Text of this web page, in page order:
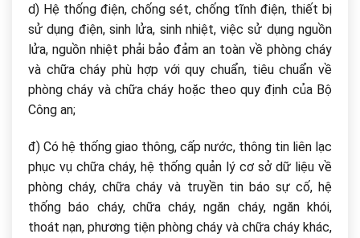
d) Hệ thống điện, chống sét, chống tĩnh điện, thiết bị
sử dụng điện, sinh lửa, sinh nhiệt, việc sử dụng nguồn
lửa, nguồn nhiệt phải bảo đảm an toàn về phòng cháy
và chữa cháy phù hợp với quy chuẩn, tiêu chuẩn về
phòng cháy và chữa cháy hoặc theo quy định của Bộ
Công an;
đ) Có hệ thống giao thông, cấp nước, thông tin liên lạc
phục vụ chữa cháy, hệ thống quản lý cơ sở dữ liệu về
phòng cháy, chữa cháy và truyền tin báo sự cố, hệ
thống báo cháy, chữa cháy, ngăn cháy, ngăn khói,
thoát nạn, phương tiện phòng cháy và chữa cháy khác,